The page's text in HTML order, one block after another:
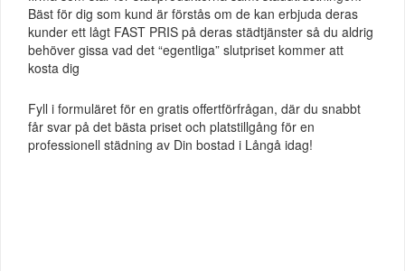
Bäst för dig som kund är förstås om de kan erbjuda deras
kunder ett lågt FAST PRIS på deras städtjänster så du aldrig
behöver gissa vad det “egentliga” slutpriset kommer att
kosta dig
Fyll i formuläret för en gratis offertförfrågan, där du snabbt
får svar på det bästa priset och platstillgång för en
professionell städning av Din bostad i Långå idag!